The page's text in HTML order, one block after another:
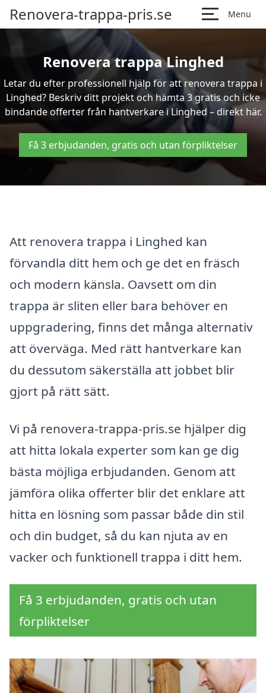
Renovera-trappa-pris.se Menu
Renovera trappa Linghed
Letar du efter professionell hjälp för att renovera trappa i
Linghed? Beskriv ditt projekt och hämta 3 gratis och icke
bindande offerter från hantverkare i Linghed – direkt här.
Få 3 erbjudanden, gratis och utan förpliktelser
Att renovera trappa i Linghed kan
förvandla ditt hem och ge det en fräsch
och modern känsla. Oavsett om din
trappa är sliten eller bara behöver en
uppgradering, finns det många alternativ
att överväga. Med rätt hantverkare kan
du dessutom säkerställa att jobbet blir
gjort på rätt sätt.
Vi på renovera-trappa-pris.se hjälper dig
att hitta lokala experter som kan ge dig
bästa möjliga erbjudanden. Genom att
jämföra olika offerter blir det enklare att
hitta en lösning som passar både din stil
och din budget, så du kan njuta av en
vacker och funktionell trappa i ditt hem.
Få 3 erbjudanden, gratis och utan
förpliktelser